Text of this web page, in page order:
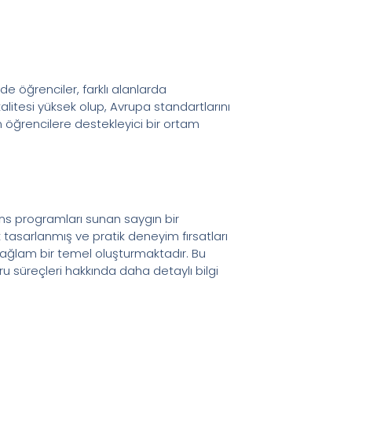
öğrenciler, farklı alanlarda
yüksek olup, Avrupa standartlarını
öğrencilere destekleyici bir ortam
programları sunan saygın bir
ve pratik deneyim fırsatları
bir temel oluşturmaktadır. Bu
süreçleri hakkında daha detaylı bilgi